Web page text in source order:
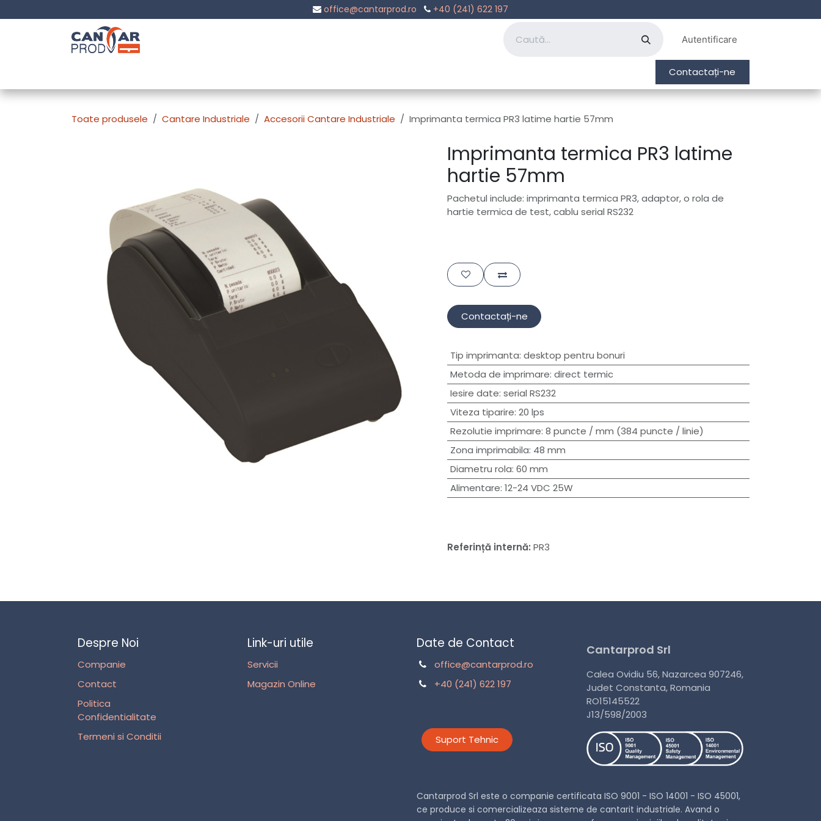
office@cantarprod.ro +40 (241) 622 197
Autentificare
Contactați-ne
Toate produsele Cantare Industriale Accesorii Cantare Industriale Imprimanta termica PR3 latime hartie 57mm
Imprimanta termica PR3 latime
hartie 57mm
Pachetul include: imprimanta termica PR3, adaptor, o rola de
hartie termica de test, cablu serial RS232
Contactați-ne
Tip imprimanta: desktop pentru bonuri
Metoda de imprimare: direct termic
Iesire date: serial RS232
Viteza tiparire: 20 lps
Rezolutie imprimare: 8 puncte / mm (384 puncte / linie)
Zona imprimabila: 48 mm
Diametru rola: 60 mm
Alimentare: 12-24 VDC 25W
Referință internă: PR3
Despre Noi
Companie
Contact
Politica
Confidentialitate
Termeni si Conditii
Date de Contact
office@cantarprod.ro
+40 (241) 622 197
Cantarprod Srl
Calea Ovidiu 56, Nazarcea 907246,
Judet Constanta, Romania
RO15145522
J13/598/2003
Suport Tehnic
Cantarprod Srl este o companie certificata ISO 9001 - ISO 14001 - ISO 45001,
ce produce si comercializeaza sisteme de cantarit industriale. Avand o
Link-uri utile
Servicii
Magazin Online